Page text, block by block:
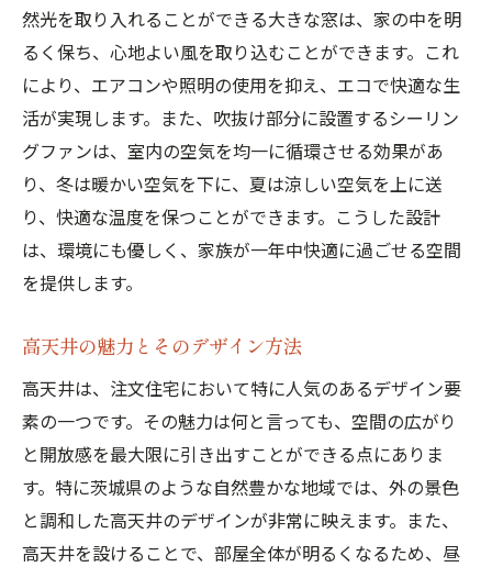
然光を取り入れることができる大きな窓は、家の中を明
るく保ち、心地よい風を取り込むことができます。これ
により、エアコンや照明の使用を抑え、エコで快適な生
活が実現します。また、吹抜け部分に設置するシーリン
グファンは、室内の空気を均一に循環させる効果があ
り、冬は暖かい空気を下に、夏は涼しい空気を上に送
り、快適な温度を保つことができます。こうした設計
は、環境にも優しく、家族が一年中快適に過ごせる空間
を提供します。
高天井の魅力とそのデザイン方法
高天井は、注文住宅において特に人気のあるデザイン要
素の一つです。その魅力は何と言っても、空間の広がり
と開放感を最大限に引き出すことができる点にありま
す。特に茨城県のような自然豊かな地域では、外の景色
と調和した高天井のデザインが非常に映えます。また、
高天井を設けることで、部屋全体が明るくなるため、昼